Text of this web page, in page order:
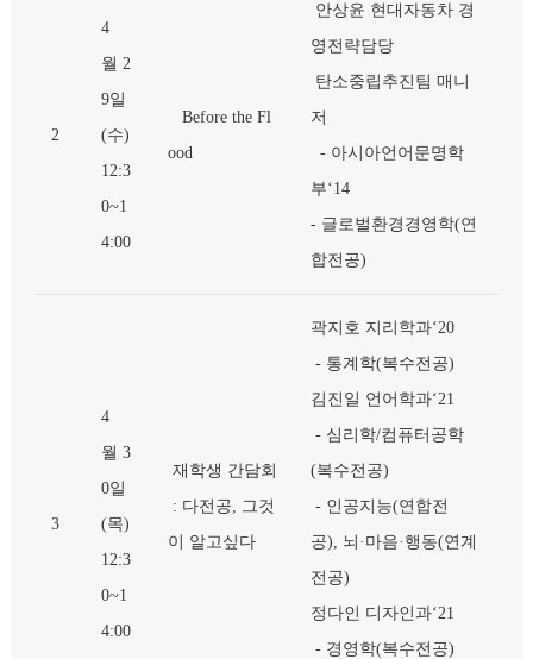
2
4
월 2
9일
(수)
12:3
0~1
4:00
Before the Fl
ood
안상윤 현대자동차 경
영전략담당
탄소중립추진팀 매니
저
- 아시아언어문명학
부‘14
- 글로벌환경경영학(연
합전공)
3
4
월 3
0일
(목)
12:3
0~1
4:00
재학생 간담회
: 다전공, 그것
이 알고싶다
곽지호 지리학과‘20
- 통계학(복수전공)
김진일 언어학과‘21
- 심리학/컴퓨터공학
(복수전공)
- 인공지능(연합전
공), 뇌·마음·행동(연계
전공)
정다인 디자인과‘21
- 경영학(복수전공)